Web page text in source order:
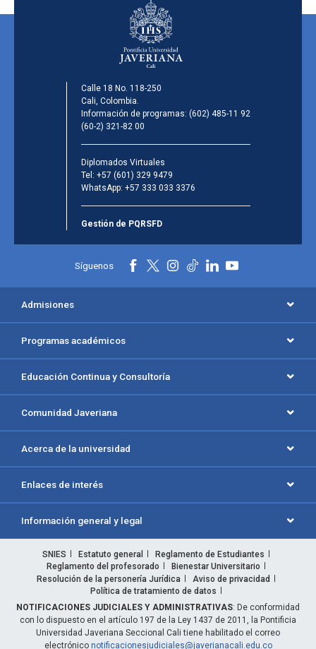
Calle 18 No. 118-250
Cali, Colombia.
Información de programas: (602) 485-11 92
(60-2) 321-82 00
Diplomados Virtuales
Tel: +57 (601) 329 9479
WhatsApp: +57 333 033 3376
Gestión de PQRSFD
Síguenos
Admisiones
Programas académicos
Educación Continua y Consultoría
Comunidad Javeriana
Acerca de la universidad
Enlaces de interés
Información general y legal
SNIES Estatuto general
Reglamento de Estudiantes
Reglamento del profesorado
Bienestar Universitario
Resolución de la personería Jurídica
Aviso de privacidad
Política de tratamiento de datos
NOTIFICACIONES JUDICIALES Y ADMINISTRATIVAS: De conformidad
con lo dispuesto en el artículo 197 de la Ley 1437 de 2011, la Pontificia
Universidad Javeriana Seccional Cali tiene habilitado el correo
electrónico notificacionesjudiciales@javerianacali.edu.co